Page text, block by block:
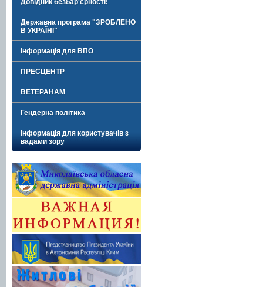
Довідник безбар'єрності!
Державна програма "ЗРОБЛЕНО
В УКРАЇНІ"
Інформація для ВПО
ПРЕСЦЕНТР
ВЕТЕРАНАМ
Гендерна політика
Інформація для користувачів з
вадами зору